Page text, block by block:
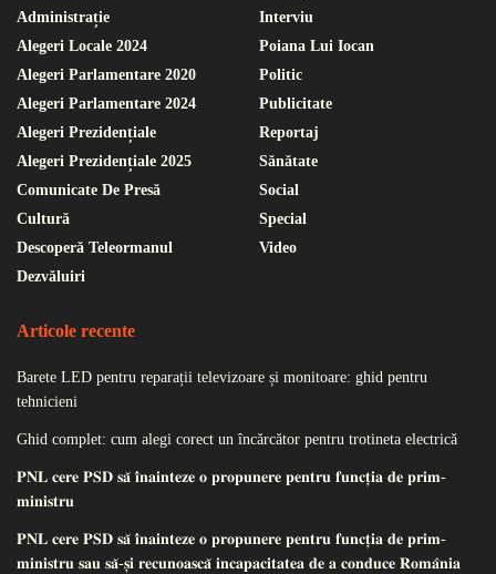
Administrație
Alegeri Locale 2024
Alegeri Parlamentare 2020
Alegeri Parlamentare 2024
Alegeri Prezidențiale
Alegeri Prezidențiale 2025
Comunicate De Presă
Cultură
Descoperă Teleormanul
Dezvăluiri
Interviu
Poiana Lui Iocan
Politic
Publicitate
Reportaj
Sănătate
Social
Special
Video
Articole recente
Barete LED pentru reparații televizoare și monitoare: ghid pentru
tehnicieni
Ghid complet: cum alegi corect un încărcător pentru trotineta electrică
𝐏𝐍𝐋 𝐜𝐞𝐫𝐞 𝐏𝐒𝐃 𝐬𝐚̆ 𝐢̂𝐧𝐚𝐢𝐧𝐭𝐞𝐳𝐞 𝐨 𝐩𝐫𝐨𝐩𝐮𝐧𝐞𝐫𝐞 𝐩𝐞𝐧𝐭𝐫𝐮 𝐟𝐮𝐧𝐜𝐭̦𝐢𝐚 𝐝𝐞 𝐩𝐫𝐢𝐦-
𝐦𝐢𝐧𝐢𝐬𝐭𝐫𝐮
𝐏𝐍𝐋 𝐜𝐞𝐫𝐞 𝐏𝐒𝐃 𝐬𝐚̆ 𝐢̂𝐧𝐚𝐢𝐧𝐭𝐞𝐳𝐞 𝐨 𝐩𝐫𝐨𝐩𝐮𝐧𝐞𝐫𝐞 𝐩𝐞𝐧𝐭𝐫𝐮 𝐟𝐮𝐧𝐜𝐭̦𝐢𝐚 𝐝𝐞 𝐩𝐫𝐢𝐦-
𝐦𝐢𝐧𝐢𝐬𝐭𝐫𝐮 𝐬𝐚𝐮 𝐬𝐚̆-𝐬̦𝐢 𝐫𝐞𝐜𝐮𝐧𝐨𝐚𝐬𝐜𝐚̆ 𝐢𝐧𝐜𝐚𝐩𝐚𝐜𝐢𝐭𝐚𝐭𝐞𝐚 𝐝𝐞 𝐚 𝐜𝐨𝐧𝐝𝐮𝐜𝐞 𝐑𝐨𝐦𝐚̂𝐧𝐢𝐚